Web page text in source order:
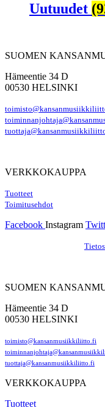
Uutuudet
SUOMEN
Hämeentie 34 D
00530 HELSINKI
VERKKOKAUPPA
Tuotteet
Toimitusehdot
Facebook Instagram
SUOMEN
Hämeentie 34 D
00530 HELSINKI
toimisto@kansanmusiikkiliitto.fi
tuottaja@kansanmusiikkiliitto.fi
VERKKOKAUPPA
Tuotteet